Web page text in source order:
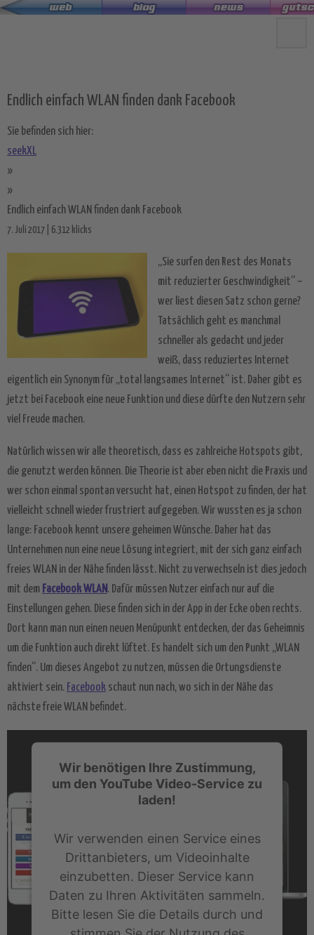
Zum
Endlich einfach WLAN finden dank Facebook
Sie befinden sich hier:
seekXL
»
»
Endlich einfach WLAN finden dank Facebook
7. Juli 2017 | 6.312 klicks
„Sie surfen den Rest des Monats
mit reduzierter Geschwindigkeit“ –
wer liest diesen Satz schon gerne?
Tatsächlich geht es manchmal
schneller als gedacht und jeder
weiß, dass reduziertes Internet
eigentlich ein Synonym für „total langsames Internet“ ist. Daher gibt es
jetzt bei Facebook eine neue Funktion und diese dürfte den Nutzern sehr
viel Freude machen.
Natürlich wissen wir alle theoretisch, dass es zahlreiche Hotspots gibt,
die genutzt werden können. Die Theorie ist aber eben nicht die Praxis und
wer schon einmal spontan versucht hat, einen Hotspot zu finden, der hat
vielleicht schnell wieder frustriert aufgegeben. Wir wussten es ja schon
lange: Facebook kennt unsere geheimen Wünsche. Daher hat das
Unternehmen nun eine neue Lösung integriert, mit der sich ganz einfach
freies WLAN in der Nähe finden lässt. Nicht zu verwechseln ist dies jedoch
mit dem Facebook WLAN. Dafür müssen Nutzer einfach nur auf die
Einstellungen gehen. Diese finden sich in der App in der Ecke oben rechts.
Dort kann man nun einen neuen Menüpunkt entdecken, der das Geheimnis
um die Funktion auch direkt lüftet. Es handelt sich um den Punkt „WLAN
finden“. Um dieses Angebot zu nutzen, müssen die Ortungsdienste
aktiviert sein. Facebook schaut nun nach, wo sich in der Nähe das
nächste freie WLAN befindet.
Wir benötigen Ihre Zustimmung,
um den YouTube Video-Service zu
laden!
Wir verwenden einen Service eines
Drittanbieters, um Videoinhalte
einzubetten. Dieser Service kann
Daten zu Ihren Aktivitäten sammeln.
Bitte lesen Sie die Details durch und